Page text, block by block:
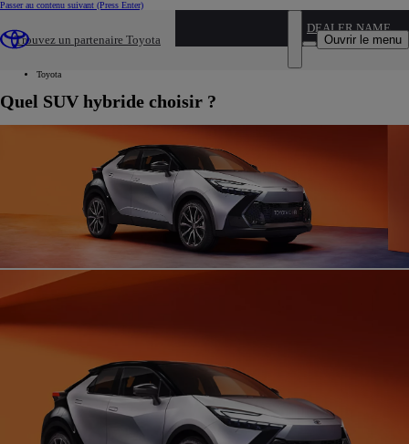
Passer au contenu suivant (Press Enter)
Trouvez un partenaire Toyota
DEALER NAME
Ouvrir le menu
Toyota
Quel SUV hybride choisir ?